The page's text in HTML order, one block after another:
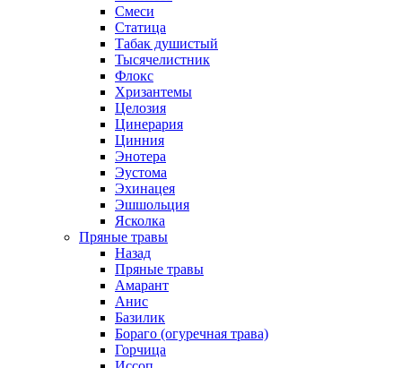
Смеси
Статица
Табак душистый
Тысячелистник
Флокс
Хризантемы
Целозия
Цинерария
Цинния
Энотера
Эустома
Эхинацея
Эшшольция
Ясколка
Пряные травы
Назад
Пряные травы
Амарант
Анис
Базилик
Бораго (огуречная трава)
Горчица